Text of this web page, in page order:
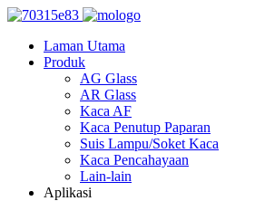
Laman Utama
Produk
AG Glass
AR Glass
Kaca AF
Kaca Penutup Paparan
Suis Lampu/Soket Kaca
Kaca Pencahayaan
Lain-lain
Aplikasi